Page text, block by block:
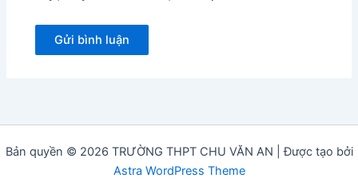
Bản quyền © 2026 TRƯỜNG THPT CHU VĂN AN | Được tạo bởi
Astra WordPress Theme